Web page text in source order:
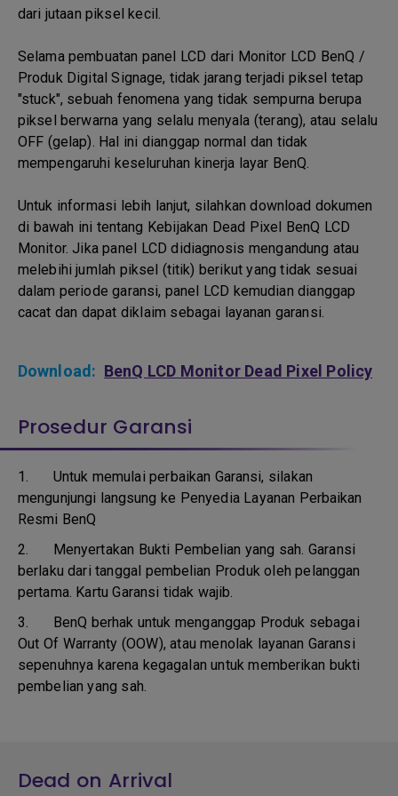
dari jutaan piksel kecil.
Selama pembuatan panel LCD dari Monitor LCD BenQ /
Produk Digital Signage, tidak jarang terjadi piksel tetap
"stuck", sebuah fenomena yang tidak sempurna berupa
piksel berwarna yang selalu menyala (terang), atau selalu
OFF (gelap). Hal ini dianggap normal dan tidak
mempengaruhi keseluruhan kinerja layar BenQ.
Untuk informasi lebih lanjut, silahkan download dokumen
di bawah ini tentang Kebijakan Dead Pixel BenQ LCD
Monitor. Jika panel LCD didiagnosis mengandung atau
melebihi jumlah piksel (titik) berikut yang tidak sesuai
dalam periode garansi, panel LCD kemudian dianggap
cacat dan dapat diklaim sebagai layanan garansi.
Download: BenQ LCD Monitor Dead Pixel Policy
Prosedur Garansi
1. Untuk memulai perbaikan Garansi, silakan
mengunjungi langsung ke Penyedia Layanan Perbaikan
Resmi BenQ
2. Menyertakan Bukti Pembelian yang sah. Garansi
berlaku dari tanggal pembelian Produk oleh pelanggan
pertama. Kartu Garansi tidak wajib.
3. BenQ berhak untuk menganggap Produk sebagai
Out Of Warranty (OOW), atau menolak layanan Garansi
sepenuhnya karena kegagalan untuk memberikan bukti
pembelian yang sah.
Dead on Arrival